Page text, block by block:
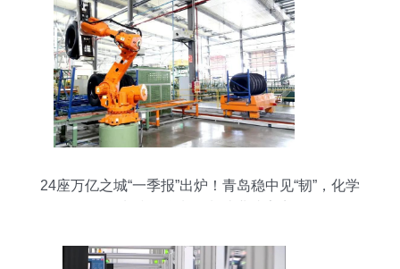
24座万亿之城“一季报”出炉！青岛稳中见“韧”，化学